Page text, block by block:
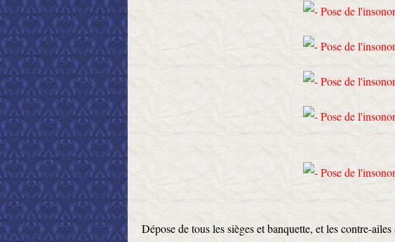
Dépose de tous les sièges et banquette, et les contre-